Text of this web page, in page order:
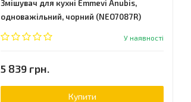
Змішувач для кухні Emmevi Anubis,
одноважільний, чорний (NEO7087R)
У наявності
5 839 грн.
Купити